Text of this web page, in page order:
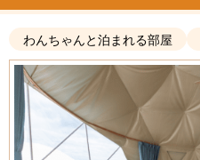
わんちゃんと泊まれる部屋